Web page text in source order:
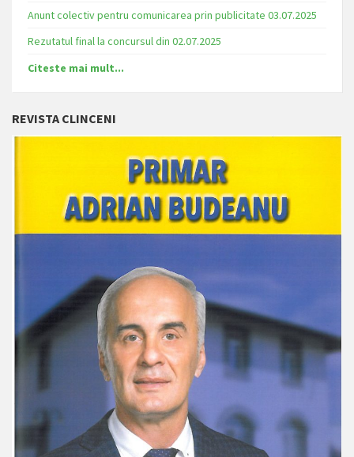
Anunt colectiv pentru comunicarea prin publicitate 03.07.2025
Rezutatul final la concursul din 02.07.2025
Citeste mai mult...
REVISTA CLINCENI